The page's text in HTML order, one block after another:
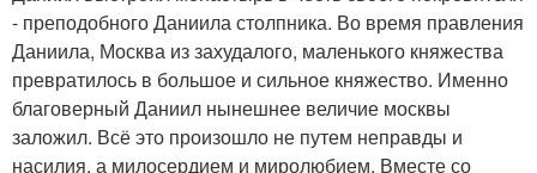
- преподобного Даниила столпника. Во время правления
Даниила, Москва из захудалого, маленького княжества
превратилось в большое и сильное княжество. Именно
благоверный Даниил нынешнее величие москвы
заложил. Всё это произошло не путем неправды и
насилия, а милосердием и миролюбием. Вместе со